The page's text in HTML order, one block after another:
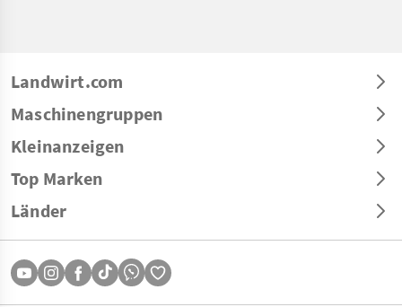
Landwirt.com
Maschinengruppen
Kleinanzeigen
Top Marken
Länder